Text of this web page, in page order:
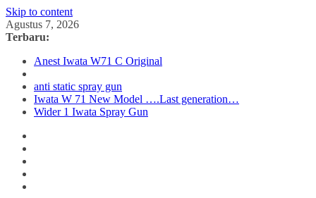
Skip to content
Agustus 7, 2026
Terbaru:
Anest Iwata W71 C Original
anti static spray gun
Iwata W 71 New Model ….Last generation…
Wider 1 Iwata Spray Gun